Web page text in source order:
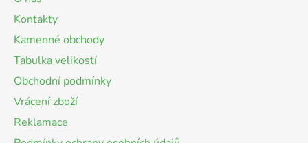
Kontakty
Kamenné obchody
Tabulka velikostí
Obchodní podmínky
Vrácení zboží
Reklamace